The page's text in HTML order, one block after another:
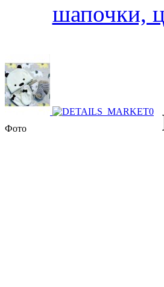
шапочки,
Фото